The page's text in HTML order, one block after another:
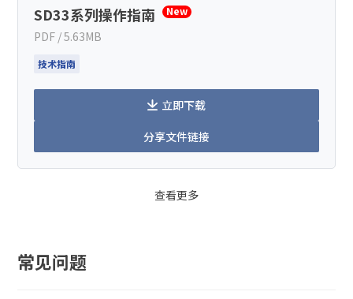
SD33系列操作指南 New
PDF / 5.63MB
技术指南
立即下载
分享文件链接
查看更多
常见问题